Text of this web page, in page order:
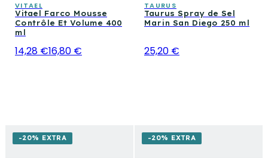
VITAEL
Vitael Farco Mousse
Contrôle Et Volume 400
ml
14,28 €16,80 €
TAURUS
Taurus Spray de Sel
Marin San Diego 250 ml
25,20 €
-20% EXTRA -20% EXTRA